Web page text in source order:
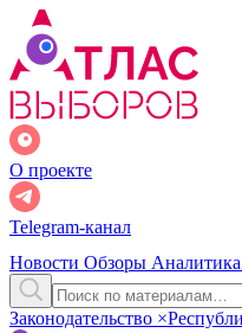
О проекте
Telegram-канал
Новости Обзоры Аналитика
Законодательство ×